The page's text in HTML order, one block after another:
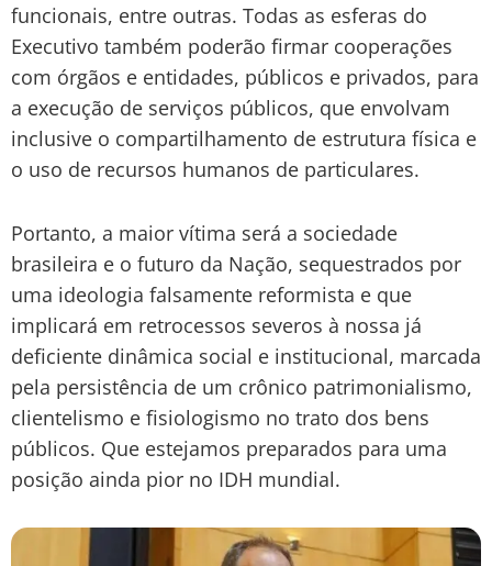
funcionais, entre outras. Todas as esferas do
Executivo também poderão firmar cooperações
com órgãos e entidades, públicos e privados, para
a execução de serviços públicos, que envolvam
inclusive o compartilhamento de estrutura física e
o uso de recursos humanos de particulares.
Portanto, a maior vítima será a sociedade
brasileira e o futuro da Nação, sequestrados por
uma ideologia falsamente reformista e que
implicará em retrocessos severos à nossa já
deficiente dinâmica social e institucional, marcada
pela persistência de um crônico patrimonialismo,
clientelismo e fisiologismo no trato dos bens
públicos. Que estejamos preparados para uma
posição ainda pior no IDH mundial.